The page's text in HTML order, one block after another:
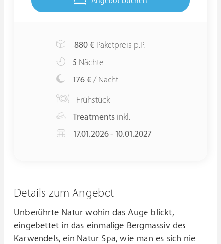
880 € Paketpreis p.P.
5 Nächte
176 € / Nacht
Frühstück
Treatments inkl.
17.01.2026 - 10.01.2027
Details zum Angebot
Unberührte Natur wohin das Auge blickt,
eingebettet in das einmalige Bergmassiv des
Karwendels, ein Natur Spa, wie man es sich nie